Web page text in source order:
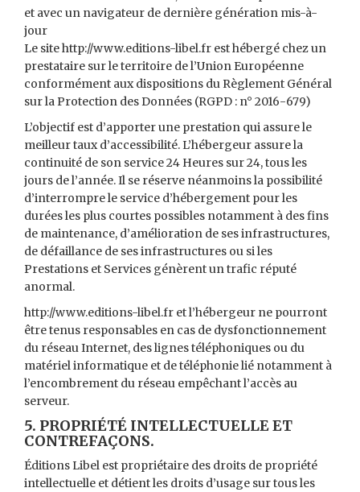
et avec un navigateur de dernière génération mis-à-
jour
Le site http://www.editions-libel.fr est hébergé chez un
prestataire sur le territoire de l’Union Européenne
conformément aux dispositions du Règlement Général
sur la Protection des Données (RGPD : n° 2016-679)
L’objectif est d’apporter une prestation qui assure le
meilleur taux d’accessibilité. L’hébergeur assure la
continuité de son service 24 Heures sur 24, tous les
jours de l’année. Il se réserve néanmoins la possibilité
d’interrompre le service d’hébergement pour les
durées les plus courtes possibles notamment à des fins
de maintenance, d’amélioration de ses infrastructures,
de défaillance de ses infrastructures ou si les
Prestations et Services génèrent un trafic réputé
anormal.
http://www.editions-libel.fr et l’hébergeur ne pourront
être tenus responsables en cas de dysfonctionnement
du réseau Internet, des lignes téléphoniques ou du
matériel informatique et de téléphonie lié notamment à
l’encombrement du réseau empêchant l’accès au
serveur.
5. PROPRIÉTÉ INTELLECTUELLE ET
CONTREFAÇONS.
Éditions Libel est propriétaire des droits de propriété
intellectuelle et détient les droits d’usage sur tous les